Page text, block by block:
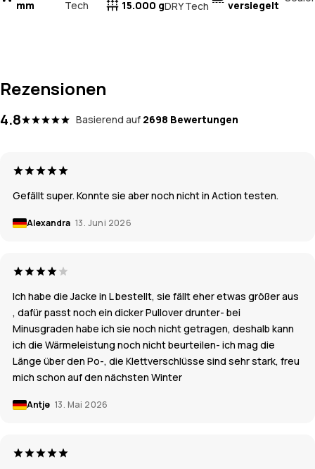
mm
Tech
15.000 gDRY Tech
versiegelt
Rezensionen
4.8 Basierend auf 2698 Bewertungen
Gefällt super. Konnte sie aber noch nicht in Action testen.
Alexandra 13. Juni 2026
Ich habe die Jacke in L bestellt, sie fällt eher etwas größer aus
, dafür passt noch ein dicker Pullover drunter- bei
Minusgraden habe ich sie noch nicht getragen, deshalb kann
ich die Wärmeleistung noch nicht beurteilen- ich mag die
Länge über den Po-, die Klettverschlüsse sind sehr stark, freu
mich schon auf den nächsten Winter
Antje 13. Mai 2026